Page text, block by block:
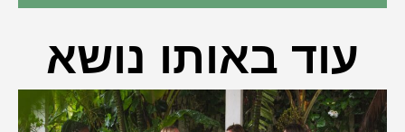
עוד באותו נושא